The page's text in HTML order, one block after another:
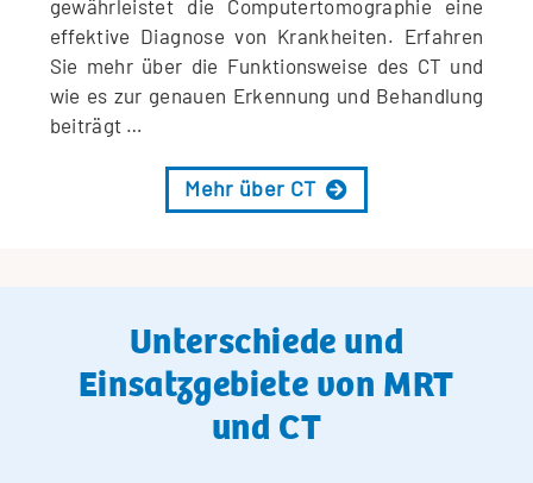
gewähr­leis­tet die Com­pu­ter­to­mo­gra­phie eine
effek­ti­ve Dia­gno­se von Krank­hei­ten. Erfah­ren
Sie mehr über die Funk­ti­ons­wei­se des CT und
wie es zur genau­en Erken­nung und Behand­lung
beiträgt …
Mehr über CT
Unterschiede und
Einsatzgebiete von MRT
und CT